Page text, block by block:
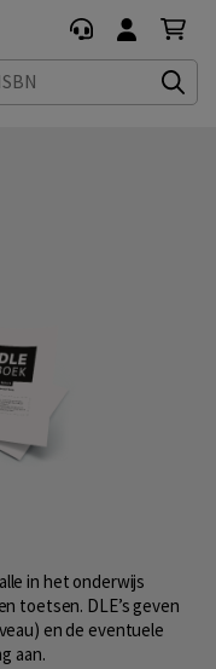
in het onderwijs
toetsen. DLE’s geven
en de eventuele
aan.